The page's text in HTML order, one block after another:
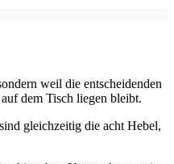
weil die entscheidenden
dem Tisch liegen bleibt.
gleichzeitig die acht Hebel,